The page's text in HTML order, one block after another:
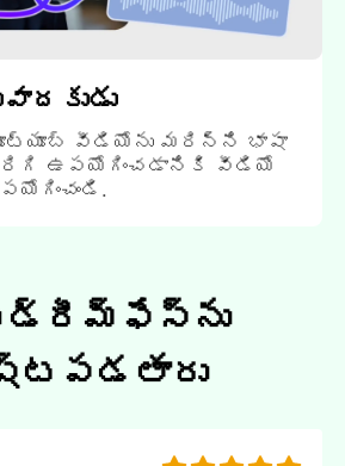
వీడియోను మరిన్ని భాషా
ఉపయోగించడానికి వీడియో
డ్రీమ్ఫేస్‌ను